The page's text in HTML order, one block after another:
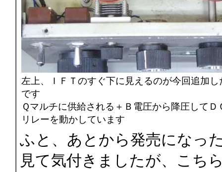
左上、ＩＦＴのすぐ下に見えるのが今回追加し
です
Ｑマルチに供給される＋Ｂ電圧から降圧してＤ
リレーを動かしています
ふと、あとから発売になっ
見て気付きましたが、こち